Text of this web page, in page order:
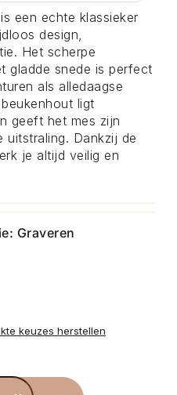
een echte klassieker
design,
Het scherpe
gladde snede is perfect
als alledaagse
ligt
geeft het mes zijn
uitstraling. Dankzij de
je altijd veilig en
Graveren
keuzes herstellen